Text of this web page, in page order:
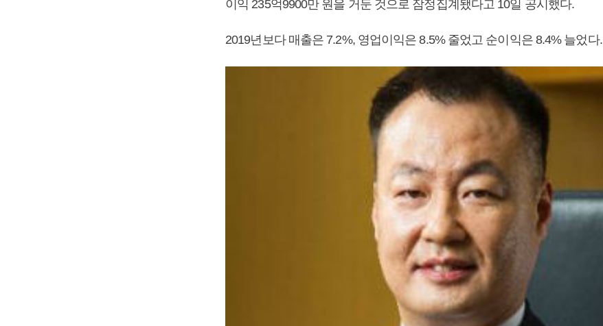
이익 235억9900만 원을 거둔 것으로 잠정집계됐다고 10일 공시했다.
2019년보다 매출은 7.2%, 영업이익은 8.5% 줄었고 순이익은 8.4% 늘었다.